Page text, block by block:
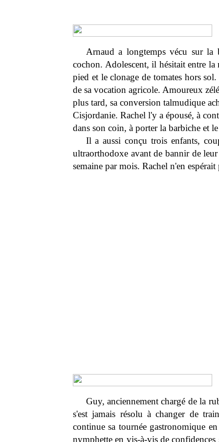
Arnaud a longtemps vécu sur la
cochon. Adolescent, il hésitait entre la
pied et le clonage de tomates hors
de sa vocation agricole. Amoureux
plus tard, sa conversion talmudique
Cisjordanie. Rachel l'y a épousé, à
dans son coin, à porter la barbiche et
Il a aussi conçu trois enfants,
ultraorthodoxe avant de bannir de
semaine par mois. Rachel n'en espérait
Guy, anciennement chargé de la
s'est jamais résolu à changer de
continue sa tournée gastronomique
nymphette en vis-à-vis de confidences